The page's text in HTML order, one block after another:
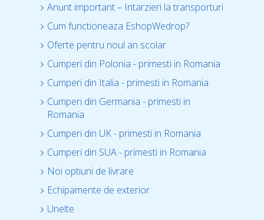
Anunt important – Intarzieri la transporturi
Cum functioneaza EshopWedrop?
Oferte pentru noul an scolar
Cumperi din Polonia - primesti in Romania
Cumperi din Italia - primesti in Romania
Cumperi din Germania - primesti in
Romania
Cumperi din UK - primesti in Romania
Cumperi din SUA - primesti in Romania
Noi optiuni de livrare
Echipamente de exterior
Unelte